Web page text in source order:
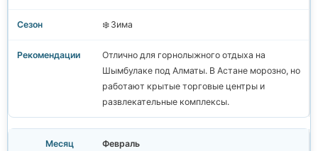
❄️ Зима
Отлично для горнолыжного отдыха на
Шымбулаке под Алматы. В Астане морозно, но
работают крытые торговые центры и
развлекательные комплексы.
Февраль